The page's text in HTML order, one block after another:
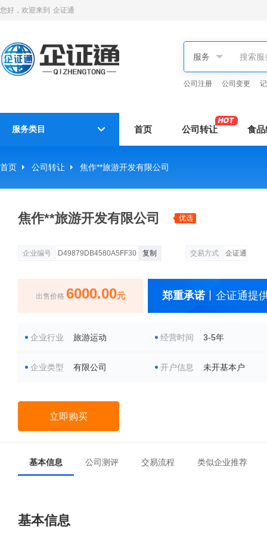
您好，欢迎来到 企证通
公司注册 公司变更
服务类目 首页 公司转让 食
首页 公司转让 焦作**旅游开发有限公司
焦作**旅游开发有限公司 优选
企业编号 D49879DB4580A5FF30 复制 交易方式 企证通
出售价格 6000.00元 郑重承诺丨企证通提
企业行业 旅游运动 经营时间 3-5年
企业类型 有限公司 开户信息 未开基本户
立即购买
基本信息 公司测评 交易流程 类似企业推荐
基本信息